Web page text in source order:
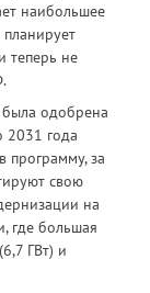
наибольшее
теперь не
одобрена
года
программу, за
свою
на
где большая
ГВт) и